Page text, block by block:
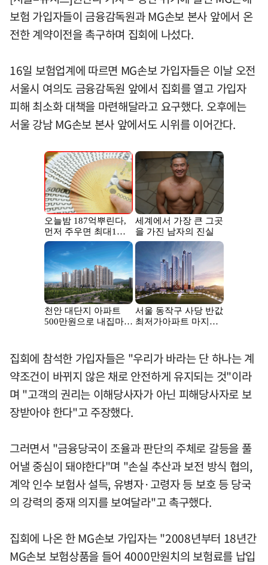
보험 가입자들이 금융감독원과 MG손보 본사 앞에서 온
전한 계약이전을 촉구하며 집회에 나섰다.
16일 보험업계에 따르면 MG손보 가입자들은 이날 오전
서울시 여의도 금융감독원 앞에서 집회를 열고 가입자
피해 최소화 대책을 마련해달라고 요구했다. 오후에는
서울 강남 MG손보 본사 앞에서도 시위를 이어간다.
집회에 참석한 가입자들은 "우리가 바라는 단 하나는 계
약조건이 바뀌지 않은 채로 안전하게 유지되는 것"이라
며 "고객의 권리는 이해당사자가 아닌 피해당사자로 보
장받아야 한다"고 주장했다.
그러면서 "금융당국이 조율과 판단의 주체로 갈등을 풀
어낼 중심이 돼야한다"며 "손실 추산과 보전 방식 협의,
계악 인수 보험사 설득, 유병자·고령자 등 보호 등 당국
의 강력의 중재 의지를 보여달라"고 촉구했다.
집회에 나온 한 MG손보 가입자는 "2008년부터 18년간
MG손보 보험상품을 들어 4000만원치의 보험료를 납입